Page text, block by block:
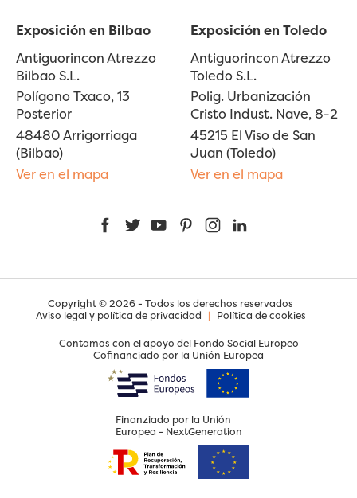
Exposición en Bilbao
Antiguorincon Atrezzo
Bilbao S.L.
Polígono Txaco, 13
Posterior
48480 Arrigorriaga
(Bilbao)
Ver en el mapa
Exposición en Toledo
Antiguorincon Atrezzo
Toledo S.L.
Polig. Urbanización
Cristo Indust. Nave, 8-2
45215 El Viso de San
Juan (Toledo)
Ver en el mapa
FacebookTwitterYouTubePinterestInstagram
Copyright © 2026 - Todos los derechos reservados
Aviso legal y política de privacidad | Política de cookies
Contamos con el apoyo del Fondo Social Europeo
Cofinanciado por la Unión Europea
Finanziado por la Unión
Europea - NextGeneration